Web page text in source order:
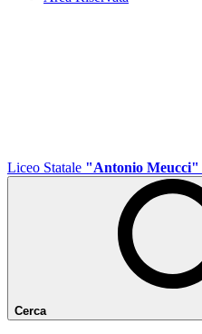
Liceo Statale "Antonio Meucci"
Cerca